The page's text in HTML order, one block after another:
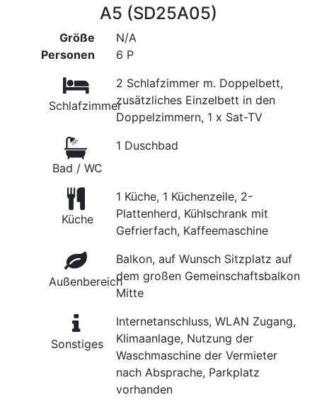
A5 (SD25A05)
Größe
Personen
N/A
6 P
Schlafzimmer
2 Schlafzimmer m. Doppelbett,
zusätzliches Einzelbett in den
Doppelzimmern, 1 x Sat-TV
Bad / WC
1 Duschbad
Küche
1 Küche, 1 Küchenzeile, 2-
Plattenherd, Kühlschrank mit
Gefrierfach, Kaffeemaschine
Außenbereich
Balkon, auf Wunsch Sitzplatz auf
dem großen Gemeinschaftsbalkon
Mitte
Sonstiges
Internetanschluss, WLAN Zugang,
Klimaanlage, Nutzung der
Waschmaschine der Vermieter
nach Absprache, Parkplatz
vorhanden